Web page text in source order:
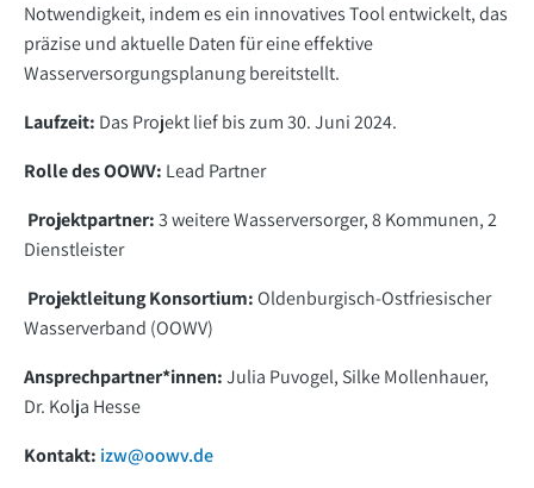
Notwendigkeit, indem es ein innovatives Tool entwickelt, das
präzise und aktuelle Daten für eine effektive
Wasserversorgungsplanung bereitstellt.
Laufzeit: Das Projekt lief bis zum 30. Juni 2024.
Rolle des OOWV: Lead Partner
Projektpartner:3 weitere Wasserversorger, 8 Kommunen, 2
Dienstleister
Projektleitung Konsortium:Oldenburgisch-Ostfriesischer
Wasserverband (OOWV)
Ansprechpartner*innen:Julia Puvogel, Silke Mollenhauer,
Dr. Kolja Hesse
Kontakt: izw@oowv.de